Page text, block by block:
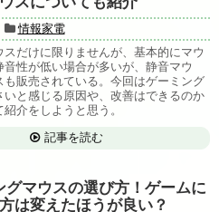
情報家電
スだけに限りませんが、基本的にマウ
音性が低い場合が多いが、静音マウ
も販売されている。今回はゲーミング
いと感じる原因や、改善はできるのか
介をしようと思う。
記事を読む
グマウスの選び方！ゲームに
は変えたほうが良い？